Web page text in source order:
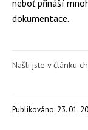
neboť přináší
dokumentace.
Našli jste v článku
Publikováno: 23. 01.